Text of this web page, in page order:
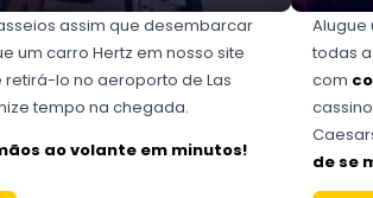
assim que desembarcar
um carro Hertz em nosso site
lo no aeroporto de Las
tempo na chegada.
ao volante em minutos!
Alugue
todas
com
de se